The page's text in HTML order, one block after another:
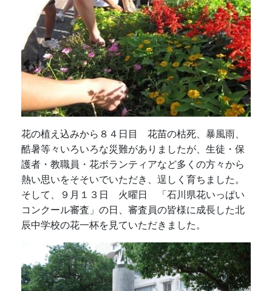
花の植え込みから８４日目 花苗の枯死、暴風雨、
酷暑等々いろいろな災難がありましたが、生徒・保
護者・教職員・花ボランティアなど多くの方々から
熱い思いをそそいでいただき、逞しく育ちました。
そして、９月１３日 火曜日 「石川県花いっぱい
コンクール審査」の日、審査員の皆様に成長した北
辰中学校の花一杯を見ていただきました。